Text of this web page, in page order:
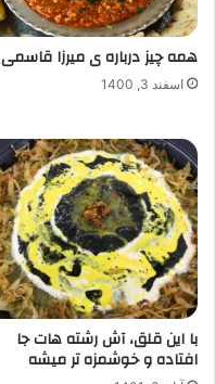
همه چیز درباره ی میرزا قاسمی
اسفند 3, 1400
با این قلق، آش رشته هات جا
افتاده و خوشمزه تر میشه